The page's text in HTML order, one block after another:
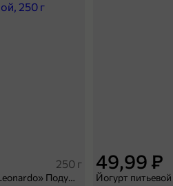
250 г
Готовый завтрак «Leonardo» Подушечки с шоколадно-ореховой начинкой, 250 г
49,99 ₽